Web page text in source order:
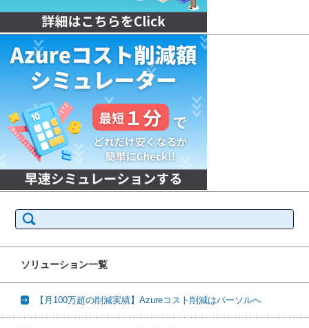
索:
ソリューション一覧
【月100万超の削減実績】Azureコスト削減はパーソルへ